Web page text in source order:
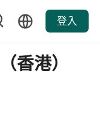
登入
香港）